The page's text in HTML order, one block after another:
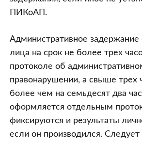
ПИКоАП.
Административное задержание
лица на срок не более трех
протоколе об
правонарушении, а свыше трех
более чем на семьдесят два
оформляется отдельным
фиксируются и результаты
если он производился. Следует